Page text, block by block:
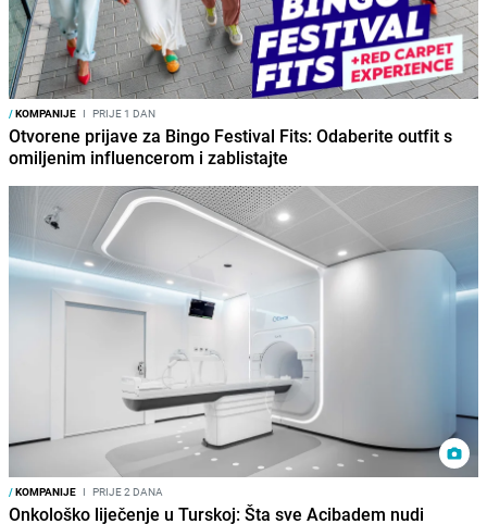
/KOMPANIJE I PRIJE 1 DAN
Otvorene prijave za Bingo Festival Fits: Odaberite outfit s
omiljenim influencerom i zablistajte
/KOMPANIJE I PRIJE 2 DANA
Onkološko liječenje u Turskoj: Šta sve Acibadem nudi